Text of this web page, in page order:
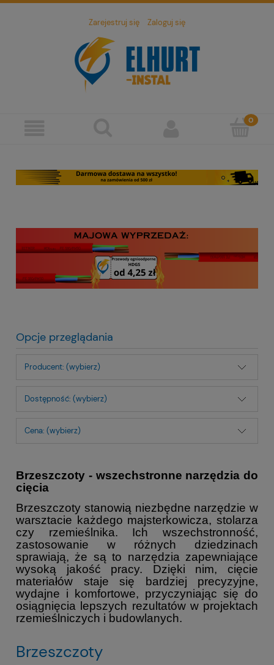
Zarejestruj się Zaloguj się
Opcje przeglądania
Producent: (wybierz)
Dostępność: (wybierz)
Cena: (wybierz)
Brzeszczoty - wszechstronne narzędzia do
cięcia
Brzeszczoty stanowią niezbędne narzędzie w
warsztacie każdego majsterkowicza, stolarza
czy rzemieślnika. Ich wszechstronność,
zastosowanie w różnych dziedzinach
sprawiają, że są to narzędzia zapewniające
wysoką jakość pracy. Dzięki nim, cięcie
materiałów staje się bardziej precyzyjne,
wydajne i komfortowe, przyczyniając się do
osiągnięcia lepszych rezultatów w projektach
rzemieślniczych i budowlanych.
Brzeszczoty